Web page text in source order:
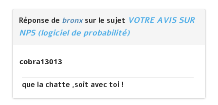
Réponse de bronxsur le sujet VOTRE AVIS SUR
NPS (logiciel de probabilité)
cobra13013
que la chatte ,soit avec toi !